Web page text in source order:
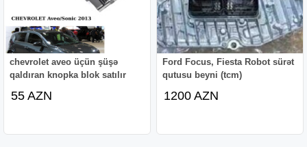
chevrolet aveo üçün şüşə
qaldıran knopka blok satılır
55 AZN
Ford Focus, Fiesta Robot sürət
qutusu beyni (tcm)
1200 AZN